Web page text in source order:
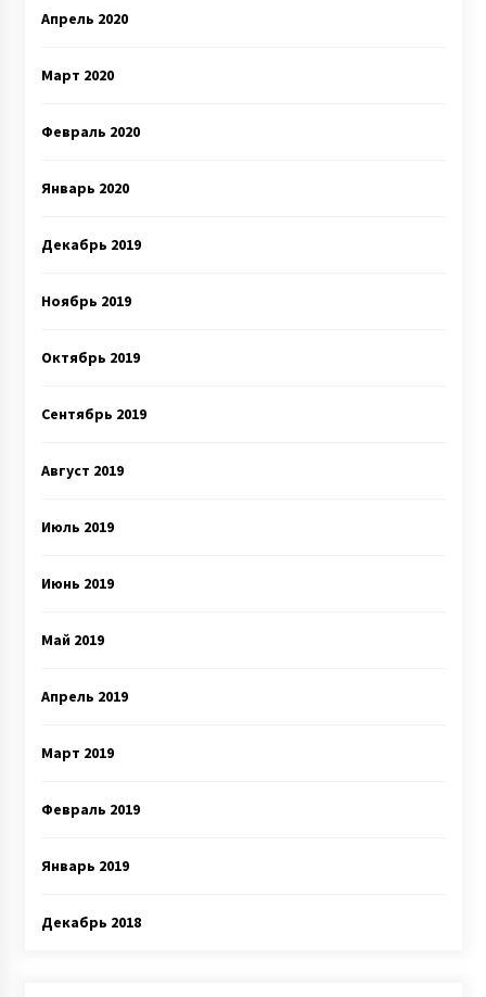
Апрель 2020
Март 2020
Февраль 2020
Январь 2020
Декабрь 2019
Ноябрь 2019
Октябрь 2019
Сентябрь 2019
Август 2019
Июль 2019
Июнь 2019
Май 2019
Апрель 2019
Март 2019
Февраль 2019
Январь 2019
Декабрь 2018